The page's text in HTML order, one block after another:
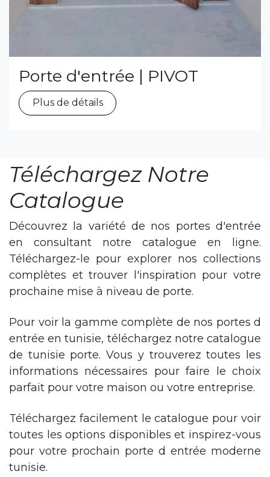
Porte d'entrée | PIVOT
Plus de détails
Téléchargez Notre
Catalogue
Découvrez la variété de nos portes d'entrée
en consultant notre catalogue en ligne.
Téléchargez-le pour explorer nos collections
complètes et trouver l'inspiration pour votre
prochaine mise à niveau de porte.
Pour voir la gamme complète de nos portes d
entrée en tunisie, téléchargez notre catalogue
de tunisie porte. Vous y trouverez toutes les
informations nécessaires pour faire le choix
parfait pour votre maison ou votre entreprise.
Téléchargez facilement le catalogue pour voir
toutes les options disponibles et inspirez-vous
pour votre prochain porte d entrée moderne
tunisie.